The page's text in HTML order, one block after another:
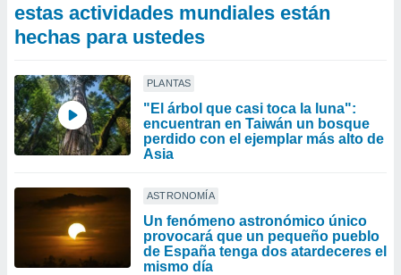
estas actividades mundiales están
hechas para ustedes
PLANTAS
"El árbol que casi toca la luna":
encuentran en Taiwán un bosque
perdido con el ejemplar más alto de
Asia
ASTRONOMÍA
Un fenómeno astronómico único
provocará que un pequeño pueblo
de España tenga dos atardeceres el
mismo día